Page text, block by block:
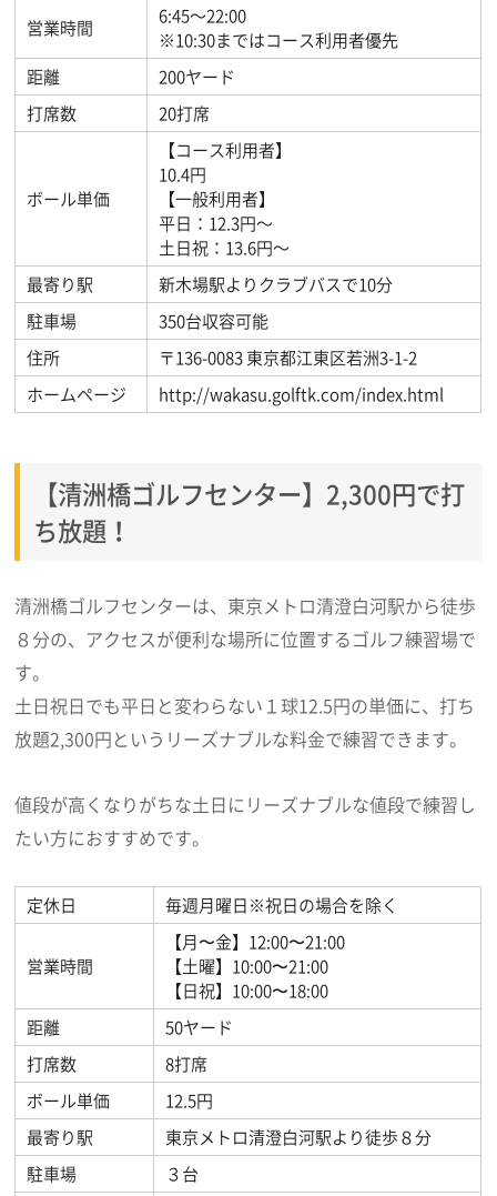
営業時間
6:45～22:00
※10:30まではコース利用者優先
距離
200ヤード
打席数
20打席
ボール単価
【コース利用者】
10.4円
【一般利用者】
平日：12.3円～
土日祝：13.6円～
最寄り駅
新木場駅よりクラブバスで10分
駐車場
350台収容可能
住所
〒136-0083 東京都江東区若洲3-1-2
ホームページ
http://wakasu.golftk.com/index.html
【清洲橋ゴルフセンター】2,300円で打
ち放題！
清洲橋ゴルフセンターは、東京メトロ清澄白河駅から徒歩
８分の、アクセスが便利な場所に位置するゴルフ練習場で
す。
土日祝日でも平日と変わらない１球12.5円の単価に、打ち
放題2,300円というリーズナブルな料金で練習できます。
値段が高くなりがちな土日にリーズナブルな値段で練習し
たい方におすすめです。
定休日 毎週月曜日※祝日の場合を除く
営業時間
【月〜金】12:00〜21:00
【土曜】10:00〜21:00
【日祝】10:00〜18:00
距離
50ヤード
打席数
8打席
ボール単価
12.5円
最寄り駅
東京メトロ清澄白河駅より徒歩８分
駐車場
３台